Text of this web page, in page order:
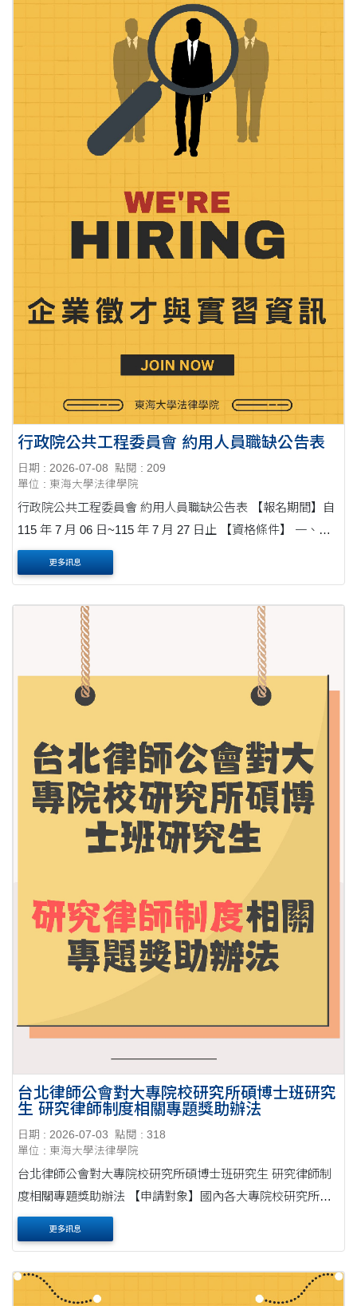
行政院公共工程委員會 約用人員職缺公告表
日期 : 2026-07-08
點閱 : 209
單位 : 東海大學法律學院
行政院公共工程委員會 約用人員職缺公告表 【報名期間】自
115 年 7 月 06 日~115 年 7 月 27 日止 【資格條件】 一、須
具備下列資格之一： (一)律師資格，並具有與擬任工作有關
之工作經驗 6 個月以上....
更多訊息
台北律師公會對大專院校研究所碩博士班研究
生 研究律師制度相關專題獎助辦法
日期 : 2026-07-03
點閱 : 318
單位 : 東海大學法律學院
台北律師公會對大專院校研究所碩博士班研究生 研究律師制
度相關專題獎助辦法 【申請對象】國內各大專院校研究所
碩、博士班研究生，從事有關國內外律師公會組織、 律師倫
理規範、律師懲戒制度、律師之社會功能、....
更多訊息